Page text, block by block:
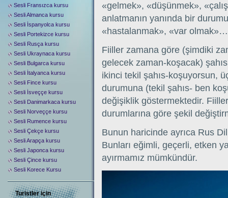
«gelmek», «düşünmek»,
anlatmanın yanında bir
«hastalanmak», «var olmak»…
Fiiller zamana göre (şimdiki
gelecek zaman-koşacak)
ikinci tekil şahıs-koşuyorsun,
durumuna (tekil şahıs- ben
değişiklik göstermektedir.
durumlarına göre şekil
Bunun haricinde ayrıca Rus
Bunları eğimli, geçerli, etken
ayırmamız mümkündür.
Sesli Fransızca kursu
Sesli Almanca kursu
Sesli İspanyolca kursu
Sesli Portekizce kursu
Sesli Rusça kursu
Sesli Ukraynaca kursu
Sesli Bulgarca kursu
Sesli İtalyanca kursu
Sesli Fince kursu
Sesli İsveççe kursu
Sesli Danimarkaca kursu
Sesli Norveççe kursu
Sesli Rumence kursu
Sesli Çekçe kursu
Sesli Arapça kursu
Sesli Japonca kursu
Sesli Çince kursu
Sesli Korece Kursu
Turistler için